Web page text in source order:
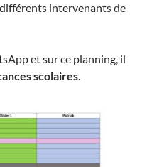
intervenants de
et sur ce planning, il
scolaires.